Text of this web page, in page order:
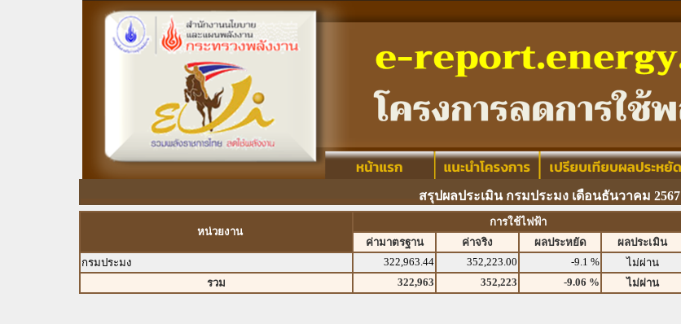
สรุปผลประเมิน กรมประมง เดือนธันวาคม 2567
หน่วยงาน
การใช้ไฟฟ้า
ค่ามาตรฐาน
ค่าจริง ผลประหยัด ผลประเมิน
กรมประมง
322,963.44 352,223.00 -9.1 % ไม่ผ่าน
รวม
322,963 352,223 -9.06 % ไม่ผ่าน